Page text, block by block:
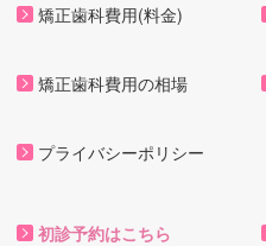
矯正歯科費用(料金)
矯正歯科費用の相場
プライバシーポリシー
初診予約はこちら